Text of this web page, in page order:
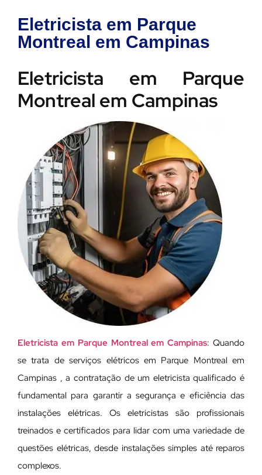
Eletricista em Parque
Montreal em Campinas
Eletricista em Parque
Montreal em Campinas
Eletricista em Parque Montreal em Campinas: Quando
se trata de serviços elétricos em Parque Montreal em
Campinas , a contratação de um eletricista qualificado é
fundamental para garantir a segurança e eficiência das
instalações elétricas. Os eletricistas são profissionais
treinados e certificados para lidar com uma variedade de
questões elétricas, desde instalações simples até reparos
complexos.